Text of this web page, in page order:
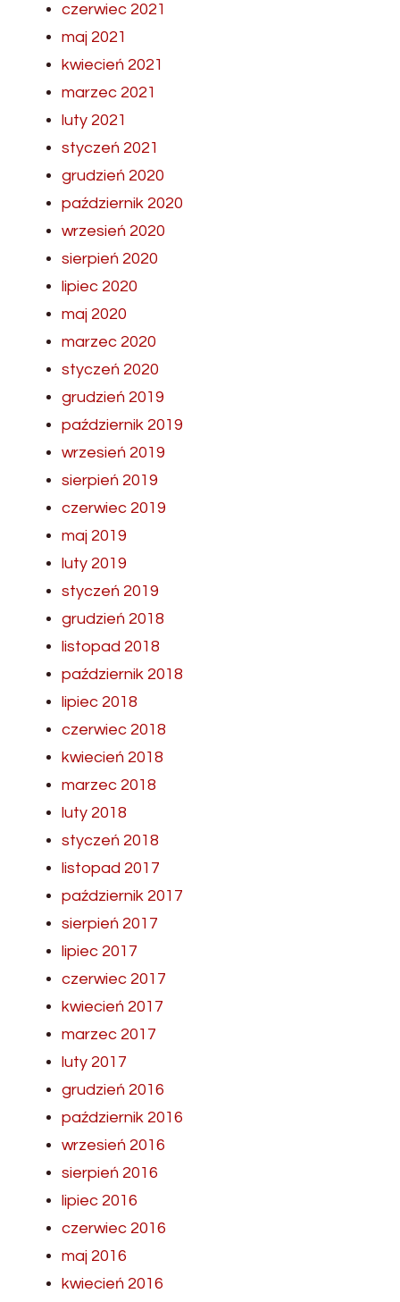
czerwiec 2021
maj 2021
kwiecień 2021
marzec 2021
luty 2021
styczeń 2021
grudzień 2020
październik 2020
wrzesień 2020
sierpień 2020
lipiec 2020
maj 2020
marzec 2020
styczeń 2020
grudzień 2019
październik 2019
wrzesień 2019
sierpień 2019
czerwiec 2019
maj 2019
luty 2019
styczeń 2019
grudzień 2018
listopad 2018
październik 2018
lipiec 2018
czerwiec 2018
kwiecień 2018
marzec 2018
luty 2018
styczeń 2018
listopad 2017
październik 2017
sierpień 2017
lipiec 2017
czerwiec 2017
kwiecień 2017
marzec 2017
luty 2017
grudzień 2016
październik 2016
wrzesień 2016
sierpień 2016
lipiec 2016
czerwiec 2016
maj 2016
kwiecień 2016